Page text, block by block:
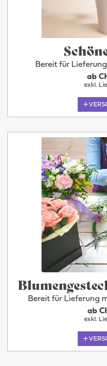
Bereit für
ab
exkl.
Bereit für Lieferung
ab
exkl.